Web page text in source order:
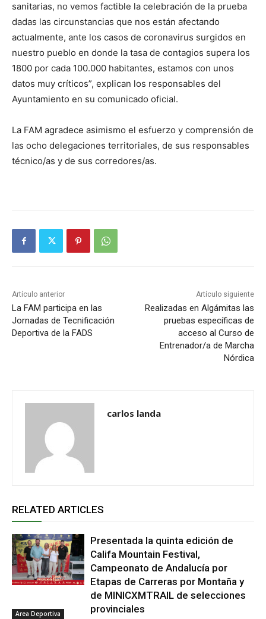
sanitarias, no vemos factible la celebración de la prueba
dadas las circunstancias que nos están afectando
actualmente, ante los casos de coronavirus surgidos en
nuestro pueblo en donde la tasa de contagios supera los
1800 por cada 100.000 habitantes, estamos con unos
datos muy críticos”, explican los responsables del
Ayuntamiento en su comunicado oficial.
La FAM agradece asimismo el esfuerzo y comprensión de
las ocho delegaciones territoriales, de sus responsables
técnico/as y de sus corredores/as.
Artículo anterior
La FAM participa en las
Jornadas de Tecnificación
Deportiva de la FADS
Artículo siguiente
Realizadas en Algámitas las
pruebas específicas de
acceso al Curso de
Entrenador/a de Marcha
Nórdica
carlos landa
RELATED ARTICLES
Area Deportiva
Presentada la quinta edición de
Califa Mountain Festival,
Campeonato de Andalucía por
Etapas de Carreras por Montaña y
de MINICXMTRAIL de selecciones
provinciales